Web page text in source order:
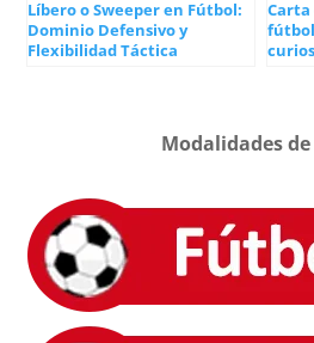
Líbero o Sweeper en Fútbol:
Dominio Defensivo y
Flexibilidad Táctica
Modalidades